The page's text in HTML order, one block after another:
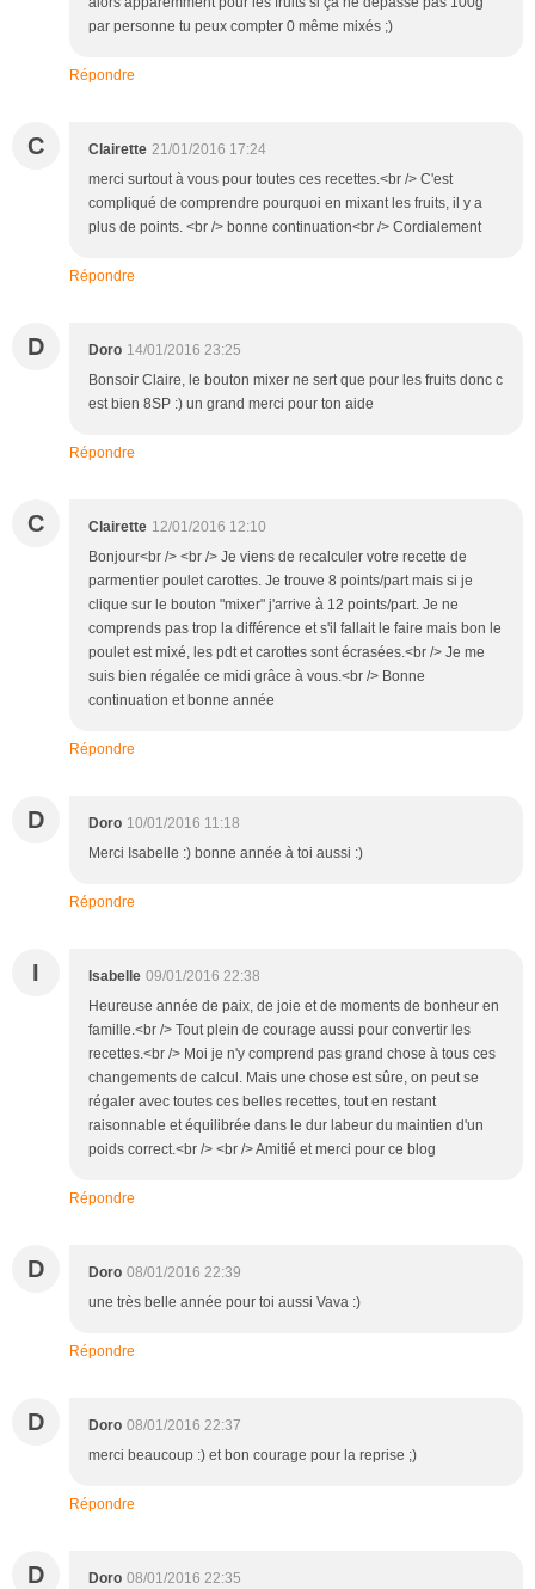
par personne tu peux compter 0 même mixés ;)
Répondre
C Clairette 21/01/2016 17:24
merci surtout à vous pour toutes ces recettes.<br /> C'est
compliqué de comprendre pourquoi en mixant les fruits, il y a
plus de points. <br /> bonne continuation<br /> Cordialement
Répondre
D Doro 14/01/2016 23:25
Bonsoir Claire, le bouton mixer ne sert que pour les fruits donc c
est bien 8SP :) un grand merci pour ton aide
Répondre
C Clairette 12/01/2016 12:10
Bonjour<br /> <br /> Je viens de recalculer votre recette de
parmentier poulet carottes. Je trouve 8 points/part mais si je
clique sur le bouton "mixer" j'arrive à 12 points/part. Je ne
comprends pas trop la différence et s'il fallait le faire mais bon le
poulet est mixé, les pdt et carottes sont écrasées.<br /> Je me
suis bien régalée ce midi grâce à vous.<br /> Bonne
continuation et bonne année
Répondre
D Doro 10/01/2016 11:18
Merci Isabelle :) bonne année à toi aussi :)
Répondre
I Isabelle 09/01/2016 22:38
Heureuse année de paix, de joie et de moments de bonheur en
famille.<br /> Tout plein de courage aussi pour convertir les
recettes.<br /> Moi je n'y comprend pas grand chose à tous ces
changements de calcul. Mais une chose est sûre, on peut se
régaler avec toutes ces belles recettes, tout en restant
raisonnable et équilibrée dans le dur labeur du maintien d'un
poids correct.<br /> <br /> Amitié et merci pour ce blog
Répondre
D Doro 08/01/2016 22:39
une très belle année pour toi aussi Vava :)
Répondre
D Doro 08/01/2016 22:37
merci beaucoup :) et bon courage pour la reprise ;)
Répondre
D Doro 08/01/2016 22:35